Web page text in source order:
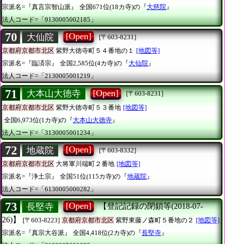
宗派名=『真言宗智山派』
全国671位(18カ寺)の『大慈院』
法人コード=「9130005002185」
70 大仙院 [Open]
[〒603-8231]
京都府京都市北区 紫野大徳寺町５４番地の１ [地図等]
宗派名=『臨済宗』
全国2,585位(4カ寺)の『大仙院』
法人コード=「2130005001219」
71 大本山大徳寺 [Open]
[〒603-8231]
京都府京都市北区 紫野大徳寺町５３番地 [地図等]
全国6,973位(1カ寺)の『大本山大徳寺 』
法人コード=「3130005001234」
72 地蔵院 [Open]
[〒603-8332]
京都府京都市北区 大将軍川端町２番地 [地図等]
宗派名=『浄土宗』
全国51位(115カ寺)の『地蔵院』
法人コード=「6130005000282」
73 長堅寺 [Open]
【登記記録の閉鎖等(2018-07-
26)】
[〒603-8223] 京都府京都市北区 紫野東藤ノ森町５番地の２ [地図等]
宗派名=『真宗大谷派』
全国4,418位(2カ寺)の『長堅寺』